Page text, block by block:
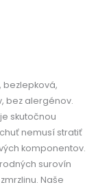
bezlepková,
bez alergénov.
skutočnou
nemusí stratiť
komponentov.
surovín
Naše